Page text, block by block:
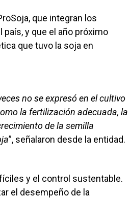
que integran los
y que el año próximo
que tuvo la soja en
no se expresó en el cultivo
la fertilización adecuada, la
de la semilla
”, señalaron desde la entidad.
y el control sustentable.
el desempeño de la